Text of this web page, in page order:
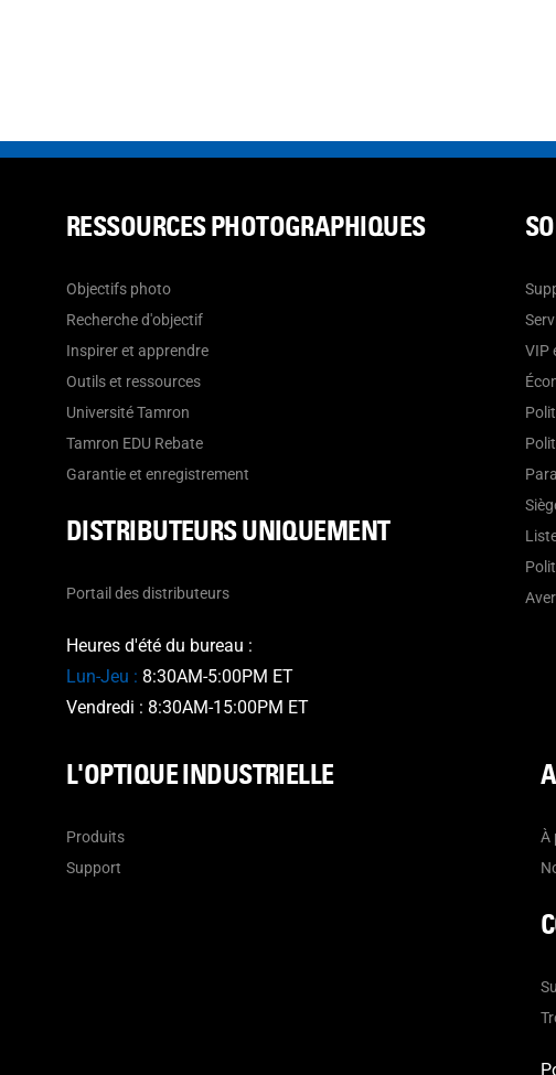
RESSOURCES PHOTOGRAPHIQUES
Objectifs photo
Recherche d'objectif
Inspirer et apprendre
Outils et ressources
Université Tamron
Tamron EDU Rebate
Garantie et enregistrement
DISTRIBUTEURS UNIQUEMENT
Portail des distributeurs
Heures d'été du bureau :
Lun-Jeu : 8:30AM-5:00PM ET
Vendredi : 8:30AM-15:00PM ET
VIP
L'OPTIQUE INDUSTRIELLE
Produits
Support
À